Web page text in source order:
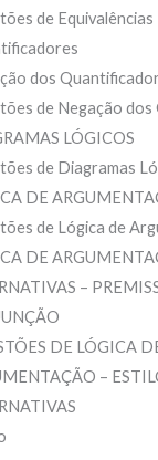
de Equivalências
dos
de Negação
LÓGICOS
de Diagramas
DE
de Lógica de
DE
–
DE LÓGICA
–